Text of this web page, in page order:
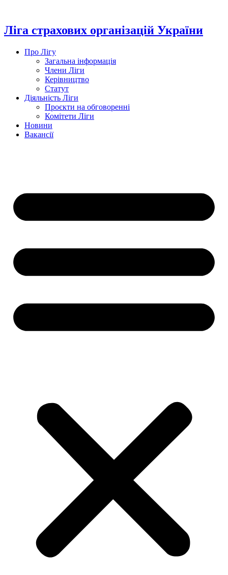
вмісту
Ліга страхових організацій України
Про Лігу
Загальна інформація
Члени Ліги
Керівництво
Статут
Діяльність Ліги
Проєкти на обговоренні
Комітети Ліги
Новини
Вакансії